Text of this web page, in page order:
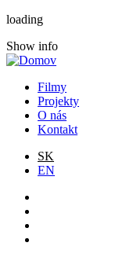
loading
Show info
Filmy
Projekty
O nás
Kontakt
SK
EN